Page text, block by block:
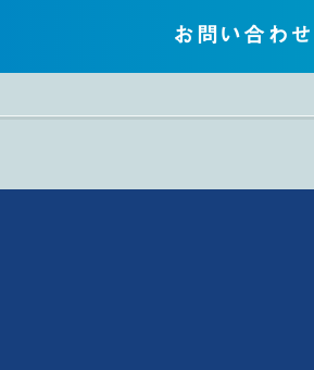
お問い合わせ